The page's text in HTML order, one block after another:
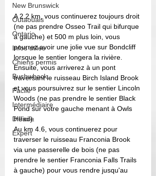
New Brunswick
Outaouais
Ontario
Infos utiles
Chiens permis
Bushwhack
Facile
Intermédiaire
Difficile
Expert
A 2.2 km, vous continuerez toujours droit
(ne pas prendre Osseo Trail qui bifurque
à gauche) et 500 m plus loin, vous
pourrez avoir une jolie vue sur Bondcliff
lorsque le sentier longera la rivière.
Ensuite, vous arriverez à un pont
traversant le ruisseau Birch Island Brook
et vous poursuivrez sur le sentier Lincoln
Woods (ne pas prendre le sentier Black
Pond sur votre gauche menant à Owls
Head).
Au km 4.6, vous continuerez pour
traverser le ruisseau Franconia Brook
via une passerelle de bois (ne pas
prendre le sentier Franconia Falls Trails
à gauche) pour vous rendre jusqu'au